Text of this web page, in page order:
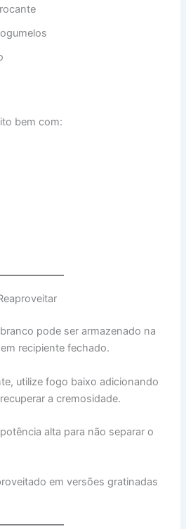
bem com:
pode ser armazenado na
recipiente fechado.
utilize fogo baixo adicionando
a cremosidade.
alta para não separar o
em versões gratinadas